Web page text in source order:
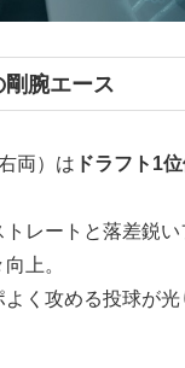
腕エース
両）は ドラフト1
トレートと落差鋭
上。
く攻める投球が